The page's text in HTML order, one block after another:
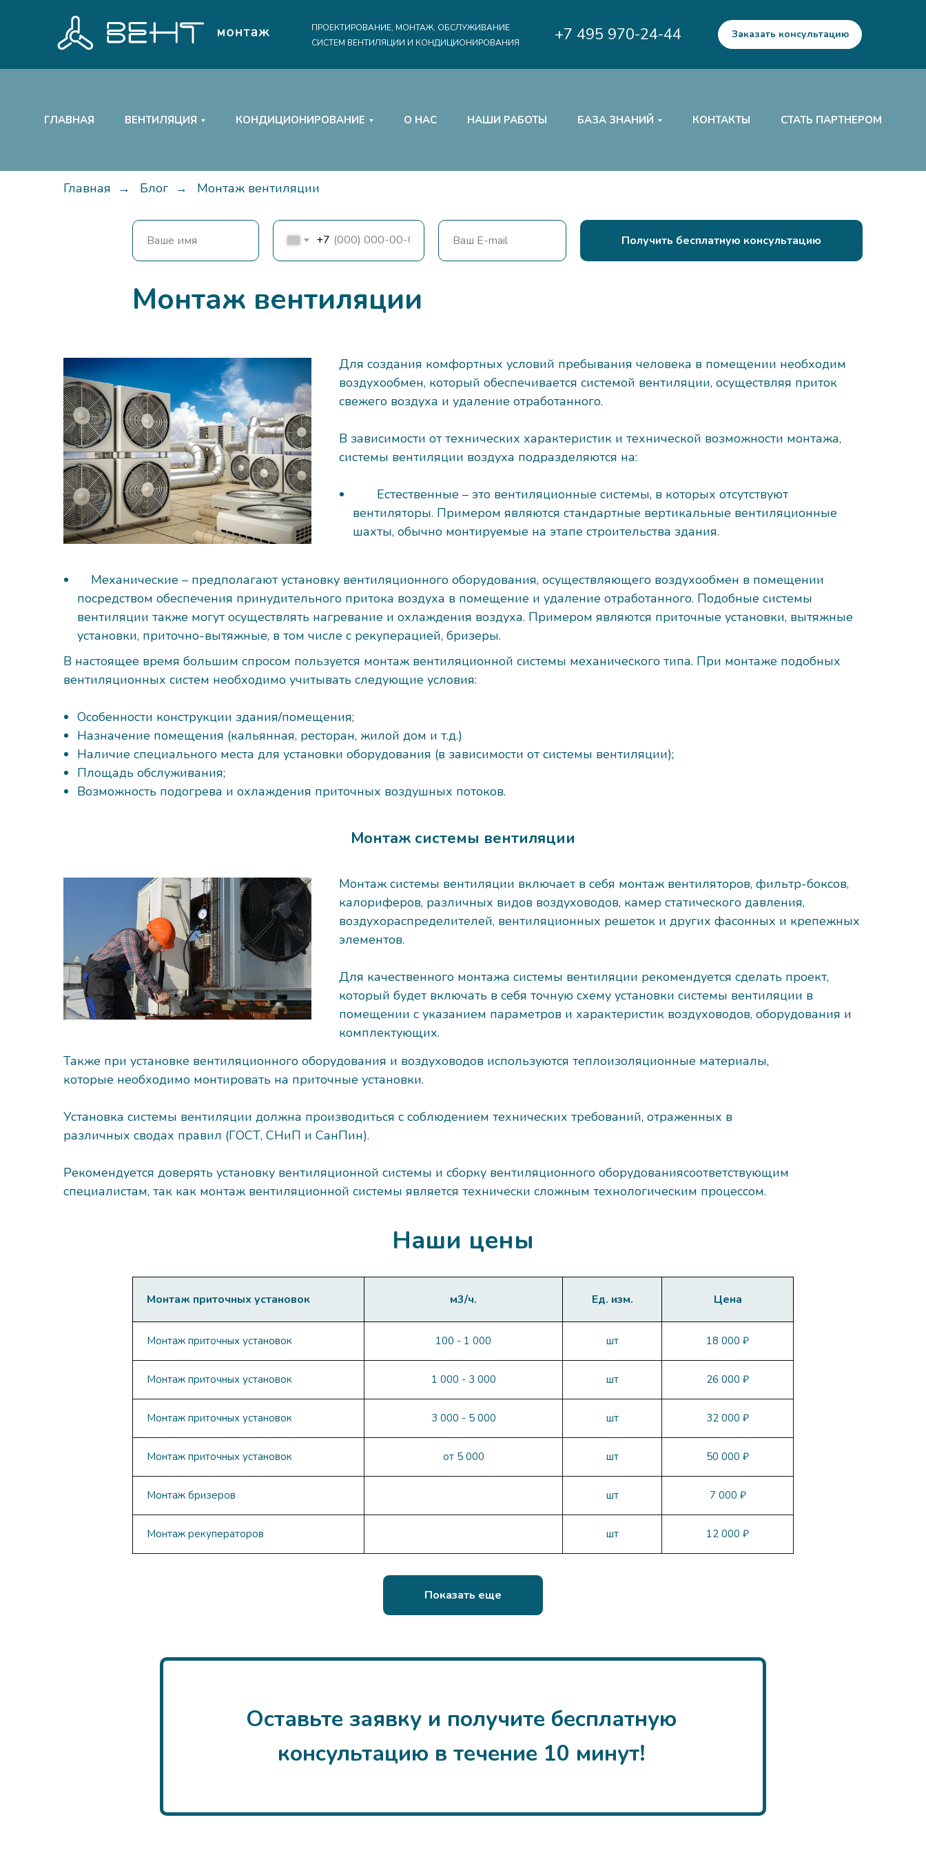
ПРОЕКТИРОВАНИЕ, МОНТАЖ, ОБСЛУЖИВАНИЕ
СИСТЕМ ВЕНТИЛЯЦИИ И КОНДИЦИОНИРОВАНИЯ
+7 495 970-24-44 Заказать консультацию
ГЛАВНАЯ ВЕНТИЛЯЦИЯ КОНДИЦИОНИРОВАНИЕ О НАС НАШИ РАБОТЫ БАЗА ЗНАНИЙ КОНТАКТЫ СТАТЬ ПАРТНЕРОМ
Главная → Блог → Монтаж вентиляции
+7 Получить бесплатную консультацию
Монтаж вентиляции
Для создания комфортных условий пребывания человека в помещении необходим
воздухообмен, который обеспечивается системой вентиляции, осуществляя приток
свежего воздуха и удаление отработанного.
В зависимости от технических характеристик и технической возможности монтажа,
системы вентиляции воздуха подразделяются на:
Естественные – это вентиляционные системы, в которых отсутствуют
вентиляторы. Примером являются стандартные вертикальные вентиляционные
шахты, обычно монтируемые на этапе строительства здания.
Механические – предполагают установку вентиляционного оборудования, осуществляющего воздухообмен в помещении
посредством обеспечения принудительного притока воздуха в помещение и удаление отработанного. Подобные системы
вентиляции также могут осуществлять нагревание и охлаждения воздуха. Примером являются приточные установки, вытяжные
установки, приточно-вытяжные, в том числе с рекуперацией, бризеры.
В настоящее время большим спросом пользуется монтаж вентиляционной системы механического типа. При монтаже подобных
вентиляционных систем необходимо учитывать следующие условия:
Особенности конструкции здания/помещения;
Назначение помещения (кальянная, ресторан, жилой дом и т.д.)
Наличие специального места для установки оборудования (в зависимости от системы вентиляции);
Площадь обслуживания;
Возможность подогрева и охлаждения приточных воздушных потоков.
Монтаж системы вентиляции
Монтаж системы вентиляции включает в себя монтаж вентиляторов, фильтр-боксов,
калориферов, различных видов воздуховодов, камер статического давления,
воздухораспределителей, вентиляционных решеток и других фасонных и крепежных
элементов.
Для качественного монтажа системы вентиляции рекомендуется сделать проект,
который будет включать в себя точную схему установки системы вентиляции в
помещении с указанием параметров и характеристик воздуховодов, оборудования и
комплектующих.
Также при установке вентиляционного оборудования и воздуховодов используются теплоизоляционные материалы,
которые необходимо монтировать на приточные установки.
Установка системы вентиляции должна производиться с соблюдением технических требований, отраженных в
различных сводах правил (ГОСТ, СНиП и СанПин).
Рекомендуется доверять установку вентиляционной системы и сборку вентиляционного оборудованиясоответствующим
специалистам, так как монтаж вентиляционной системы является технически сложным технологическим процессом.
Наши цены
Монтаж приточных установок м3/ч. Ед. изм. Цена
Монтаж приточных установок 100 - 1 000 шт 18 000 ₽
Монтаж приточных установок 1 000 - 3 000 шт 26 000 ₽
Монтаж приточных установок 3 000 - 5 000 шт 32 000 ₽
Монтаж приточных установок от 5 000 шт 50 000 ₽
Монтаж бризеров шт 7 000 ₽
Монтаж рекуператоров шт 12 000 ₽
Показать еще
Оставьте заявку и получите бесплатную
консультацию в течение 10 минут!